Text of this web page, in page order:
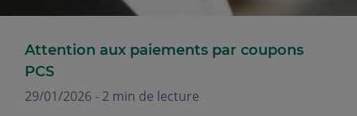
Attention aux paiements par coupons
PCS
29/01/2026 - 2 min de lecture